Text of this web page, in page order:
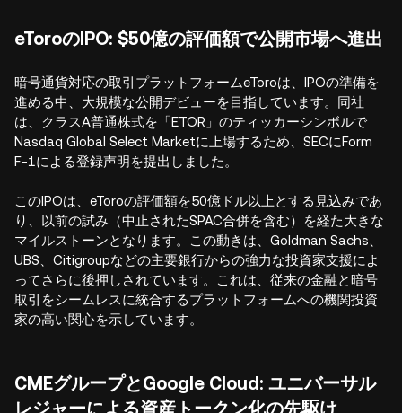
eToroのIPO: $50億の評価額で公開市場へ進出
暗号通貨対応の取引プラットフォームeToroは、IPOの準備を
進める中、大規模な公開デビューを目指しています。同社
は、クラスA普通株式を「ETOR」のティッカーシンボルで
Nasdaq Global Select Marketに上場するため、SECにForm
F-1による登録声明を提出しました。
このIPOは、eToroの評価額を50億ドル以上とする見込みであ
り、以前の試み（中止されたSPAC合併を含む）を経た大きな
マイルストーンとなります。この動きは、Goldman Sachs、
UBS、Citigroupなどの主要銀行からの強力な投資家支援によ
ってさらに後押しされています。これは、従来の金融と暗号
取引をシームレスに統合するプラットフォームへの機関投資
家の高い関心を示しています。
CMEグループとGoogle Cloud: ユニバーサル
レジャーによる資産トークン化の先駆け